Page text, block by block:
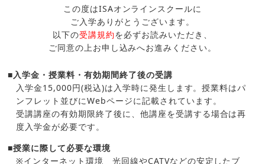
この度はISAオンラインスクールに
ご入学ありがとうございます。
以下の受講規約を必ずお読みいただき、
ご同意の上お申し込みへお進みください。
■入学金・授業料・有効期間終了後の受講
入学金15,000円(税込)は入学時に発生します。授業料はパ
ンフレット並びにWebページに記載されています。
受講講座の有効期限終了後に、他講座を受講する場合は再
度入学金が必要です。
■授業に際して必要な環境
※インターネット環境 光回線やCATVなどの安定したブ